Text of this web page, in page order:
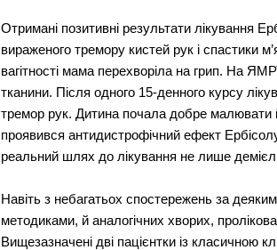
Отримані позитивні результати лікування
вираженого тремору кистей рук і спастики
вагітності мама перехворіла на грип. На
тканини. Після одного 15-денного курсу
тремор рук. Дитина почала добре малювати
проявився антидистрофічний ефект
реальний шлях до лікування не лише
Навіть з небагатьох спостережень за
методиками, й аналогічних хворих,
Вищезазначені дві пацієнтки із класичною